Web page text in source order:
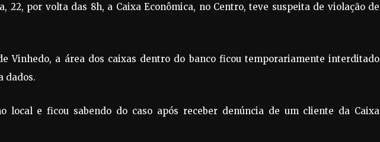
22, por volta das 8h, a Caixa Econômica, no Centro, teve suspeita de violação de
Vinhedo, a área dos caixas dentro do banco ficou temporariamente interditado
dados.
local e ficou sabendo do caso após receber denúncia de um cliente da Caixa